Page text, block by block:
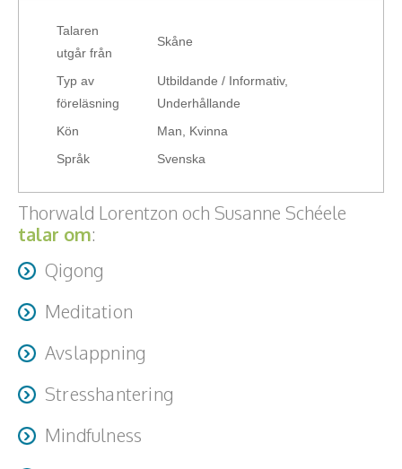
Vård, omsorg, beroende
Företagsledare
Idrottare och äventyrare
Alla talare
Alla ämnen
Talaren
utgår från
Skåne
Typ av
föreläsning
Utbildande / Informativ,
Underhållande
Kön
Man, Kvinna
Språk
Svenska
Thorwald Lorentzon och Susanne Schéele
talar om:
Qigong
Meditation
Avslappning
Stresshantering
Mindfulness